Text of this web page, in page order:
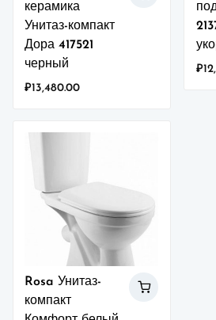
керамика
Унитаз-компакт
Дора 417521
черный
₽13,480.00
₽
Rosa Унитаз-
компакт